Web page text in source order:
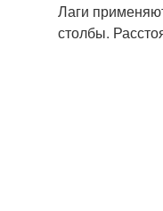
Лаги
столбы.